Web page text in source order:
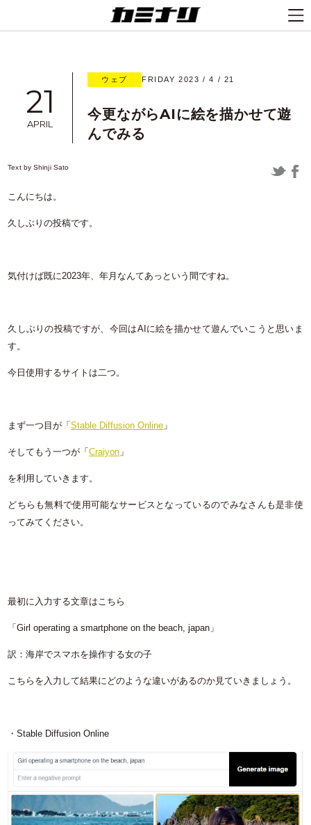
21
APRIL
ウェブ FRIDAY 2023 / 4 / 21
今更ながらAIに絵を描かせて遊
んでみる
Text byShinji Sato
こんにちは。
久しぶりの投稿です。
気付けば既に2023年、年月なんてあっという間ですね。
久しぶりの投稿ですが、今回はAIに絵を描かせて遊んでいこうと思いま
す。
今日使用するサイトは二つ。
まず一つ目が「Stable Diffusion Online 」
そしてもう一つが「Craiyon 」
を利用していきます。
どちらも無料で使用可能なサービスとなっているのでみなさんも是非使
ってみてください。
最初に入力する文章はこちら
「Girl operating a smartphone on the beach, japan」
訳：海岸でスマホを操作する女の子
こちらを入力して結果にどのような違いがあるのか見ていきましょう。
・Stable Diffusion Online